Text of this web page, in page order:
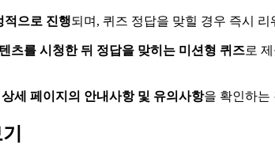
적으로 진행되며, 퀴즈 정답을 맞힐 경우 즉시
츠를 시청한 뒤 정답을 맞히는 미션형 퀴즈로
세 페이지의 안내사항 및 유의사항을 확인하는